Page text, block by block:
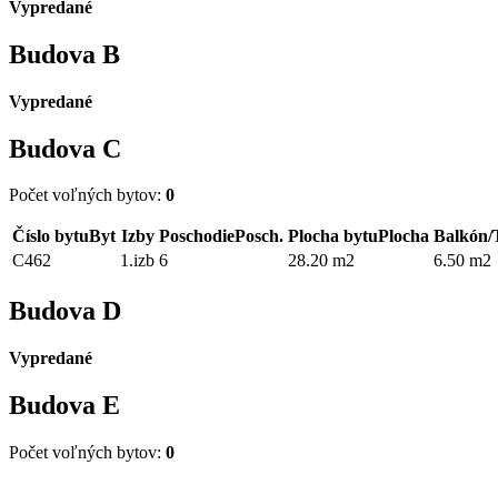
Vypredané
Budova B
Vypredané
Budova C
Počet voľných bytov: 0
Číslo bytuByt Izby PoschodiePosch. Plocha bytuPlocha Balkón/
C462
1.izb 6 28.20 m2 6.50 m2
Budova D
Vypredané
Budova E
Počet voľných bytov: 0